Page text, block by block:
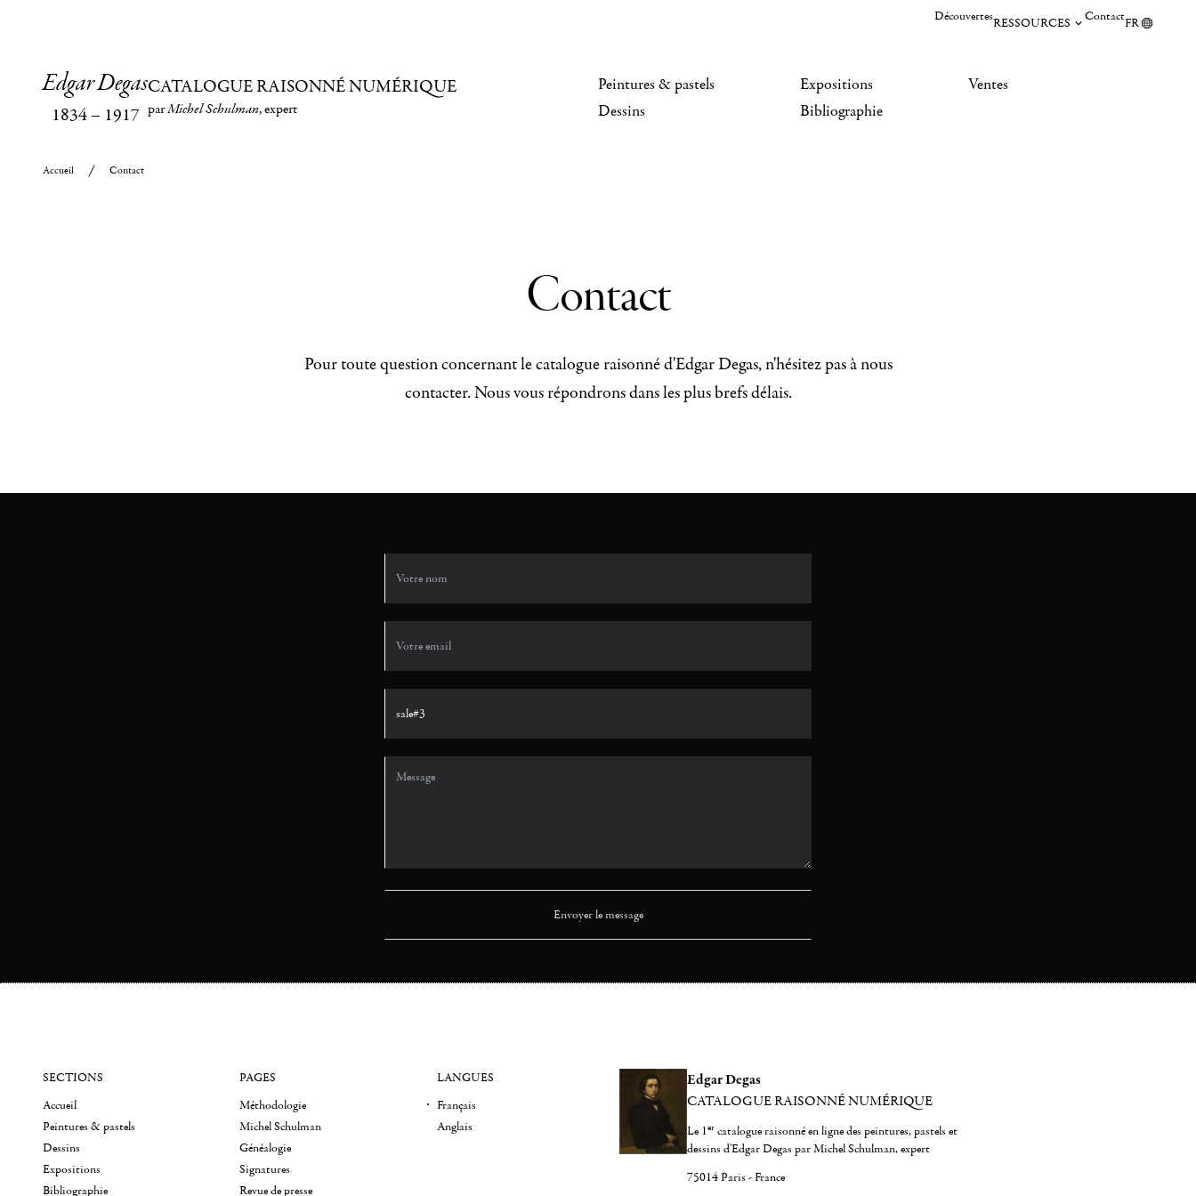
DécouvertesRESSOURCES ContactFR
Edgar Degas
1834– 1917
CATALOGUE RAISONNÉ NUMÉRIQUE
parMichel Schulman, expert
Peintures & pastels
Dessins
Expositions
Bibliographie
Ventes
Accueil Contact
Contact
Pour toute question concernant le catalogue raisonné d'Edgar Degas, n'hésitez pas à nous
contacter. Nous vous répondrons dans les plus brefs délais.
Edgar Degas
CATALOGUE RAISONNÉ NUMÉRIQUE
Le 1er catalogue raisonné en ligne des peintures, pastels et
dessins d'Edgar Degas par Michel Schulman, expert
75014 Paris - France
SECTIONS
Accueil
Peintures & pastels
Dessins
Expositions
Bibliographie
PAGES
Méthodologie
Michel Schulman
Généalogie
Signatures
Revue de presse
LANGUES
Français
Anglais